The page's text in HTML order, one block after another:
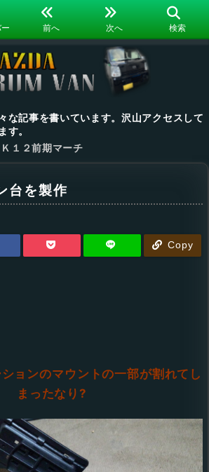
前へ 次へ 検索
な記事を書いています。沢山アクセスして
す。
１２前期マーチ
台を製作
Copy
ョンのマウントの一部が割れてし
まったなり?